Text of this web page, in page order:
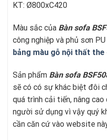
KT: Ø800xC420
Màu sắc của Bàn sofa
công nghiệp và phủ sơn
bảng màu gỗ nội thất the
Sản phẩm Bàn sofa
sẽ có có sự khác biệt đôi
quá trình cải tiến, nâng
người sử dụng vì vậy quý
cần căn cứ vào website